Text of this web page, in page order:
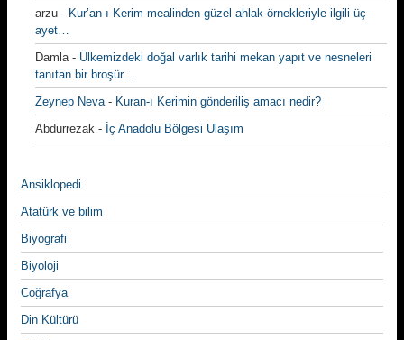
arzu - Kur’an-ı Kerim mealinden güzel ahlak örnekleriyle ilgili üç
ayet…
Damla- Ülkemizdeki doğal varlık tarihi mekan yapıt ve nesneleri
tanıtan bir broşür…
Zeynep Neva- Kuran-ı Kerimin gönderiliş amacı nedir?
Abdurrezak - İç Anadolu Bölgesi Ulaşım
Ansiklopedi
Atatürk ve bilim
Biyografi
Biyoloji
Coğrafya
Din Kültürü